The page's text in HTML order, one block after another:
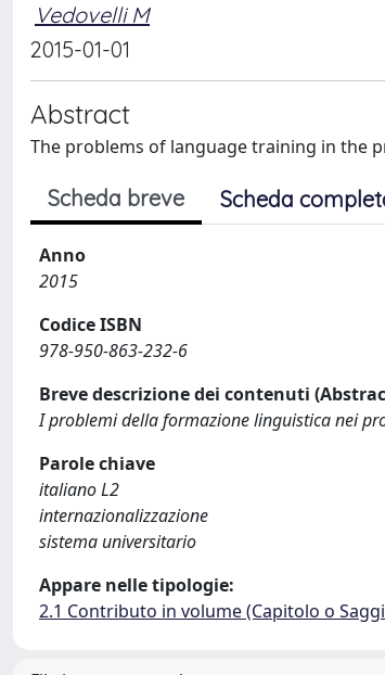
Vedovelli M
2015-01-01
Abstract
The problems of language training in the
Scheda breve Scheda
Anno
2015
Codice ISBN
978-950-863-232-6
Breve descrizione dei contenuti
I problemi della formazione linguistica nei
Parole chiave
italiano L2
internazionalizzazione
sistema universitario
Appare nelle tipologie:
2.1 Contributo in volume (Capitolo o